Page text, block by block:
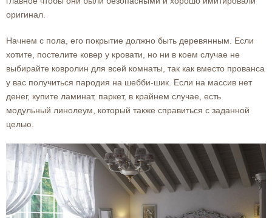
оригинал.
Начнем с пола, его покрытие должно быть деревянным. Если
хотите, постелите ковер у кровати, но ни в коем случае не
выбирайте ковролин для всей комнаты, так как вместо прованса
у вас получиться пародия на шебби-шик. Если на массив нет
денег, купите ламинат, паркет, в крайнем случае, есть
модульный линолеум, который также справиться с заданной
целью.